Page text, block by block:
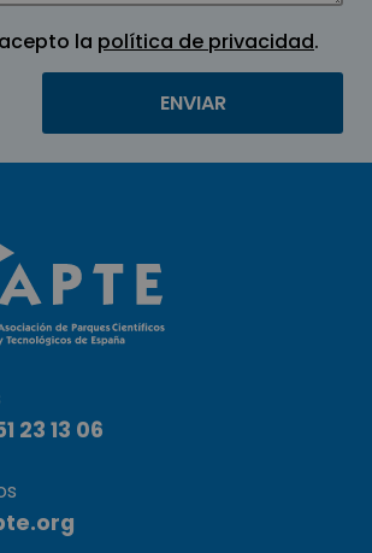
la política de privacidad.
23 13 06